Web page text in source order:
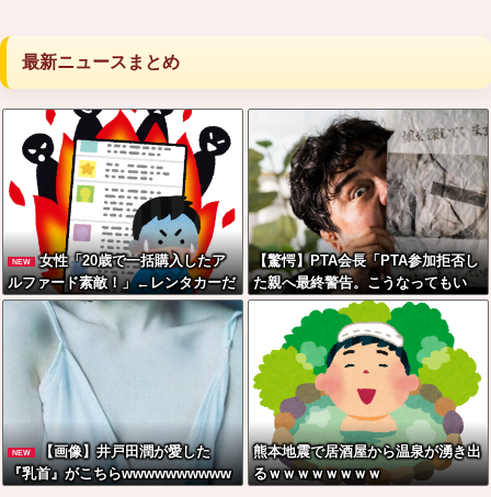
最新ニュースまとめ
NEW
女性「20歳で一括購入したア
ルファード素敵！」←レンタカーだ
ろと批判殺到
【驚愕】PTA会長「PTA参加拒否し
た親へ最終警告。こうなってもい
い？」←コレはどっちが悪いのか？
大論争が巻き起こってしまう…
NEW
【画像】井戸田潤が愛した
『乳首』がこちらwwwwwwwwww
熊本地震で居酒屋から温泉が湧き出
るｗｗｗｗｗｗｗｗ